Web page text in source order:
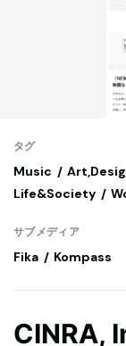
タグ
Music
Life&Society
サブメディア
Fika Kompass
CINRA,